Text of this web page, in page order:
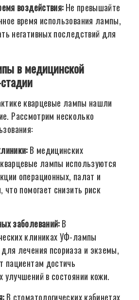
воздействия:Не превышайте
время использования лампы,
негативных последствий для
в медицинской
кварцевые лампы нашли
Рассмотрим несколько
В медицинских
лампы используются
операционных, палат и
что помогает снизить риск
заболеваний:В
клиниках УФ-лампы
лечения псориаза и экземы,
пациентам достичь
улучшений в состоянии кожи.
В стоматологических кабинетах